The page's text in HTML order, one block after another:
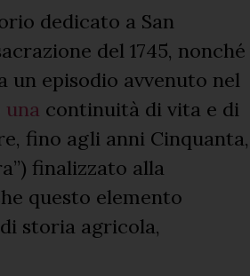
dedicato a San
del 1745, nonché
un episodio avvenuto nel
una continuità di vita e di
fino agli anni Cinquanta,
finalizzato alla
questo elemento
storia agricola,